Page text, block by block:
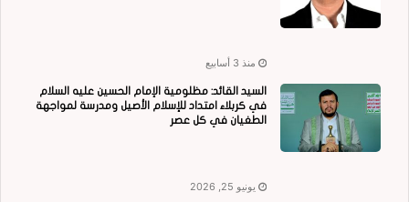
منذ 3 أسابيع
السيد القائد: مظلومية الإمام الحسين عليه السلام
في كربلاء امتداد للإسلام الأصيل ومدرسة لمواجهة
الطغيان في كل عصر
يونيو 25, 2026